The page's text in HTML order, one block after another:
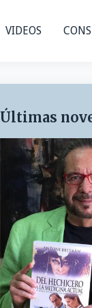
VIDEOS
Últimas